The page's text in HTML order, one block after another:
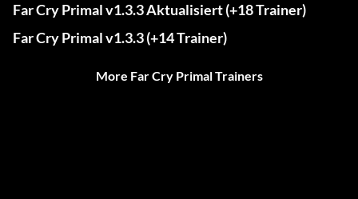
Far Cry Primal v1.3.3 Aktualisiert (+18 Trainer)
Far Cry Primal v1.3.3 (+14 Trainer)
More Far Cry Primal Trainers